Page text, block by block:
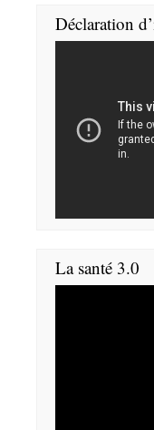
Déclaration
La santé 3.0